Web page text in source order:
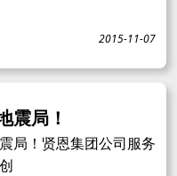
2015-11-07
局！
局！贤恩集团公司服务